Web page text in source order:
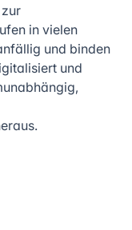
in vielen
und binden
und